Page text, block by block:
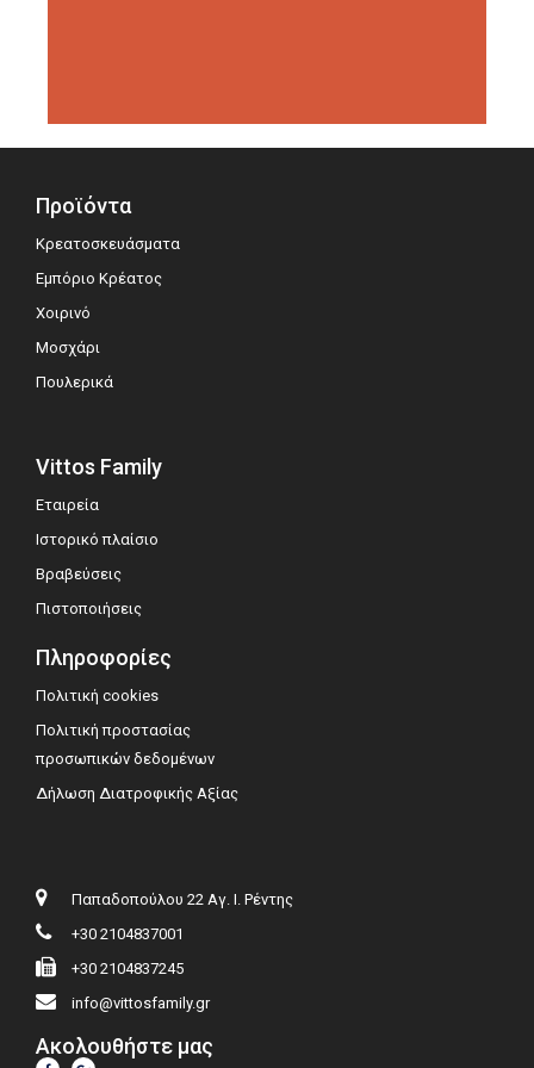
Προϊόντα
Κρεατοσκευάσματα
Εμπόριο Κρέατος
Χοιρινό
Μοσχάρι
Πουλερικά
Vittos Family
Εταιρεία
Ιστορικό πλαίσιο
Βραβεύσεις
Πιστοποιήσεις
Πληροφορίες
Πολιτική cookies
Πολιτική προστασίας
προσωπικών δεδομένων
Δήλωση Διατροφικής Αξίας
Παπαδοπούλου 22 Αγ. Ι. Ρέντης
+30 2104837001
+30 2104837245
info@vittosfamily.gr
Ακολουθήστε μας